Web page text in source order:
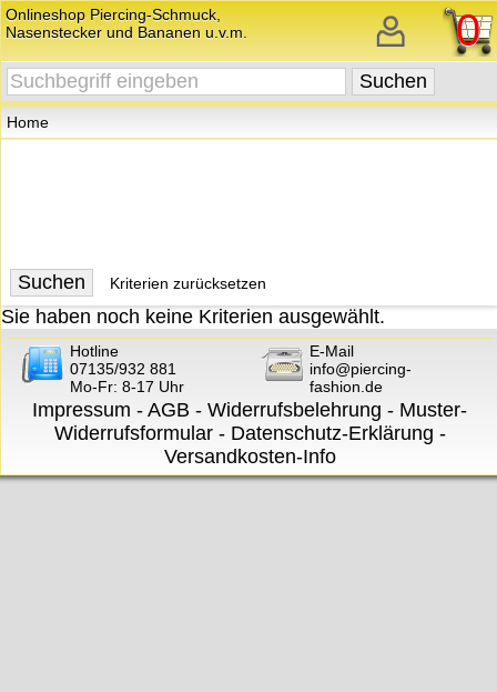
0
Onlineshop Piercing-Schmuck,
Nasenstecker und Bananen u.v.m.
Home
Kriterien zurücksetzen
Sie haben noch keine Kriterien ausgewählt.
Hotline
07135/932 881
Mo-Fr: 8-17 Uhr
E-Mail
info@piercing-
fashion.de
Impressum - AGB - Widerrufsbelehrung - Muster-
Widerrufsformular- Datenschutz-Erklärung -
Versandkosten-Info